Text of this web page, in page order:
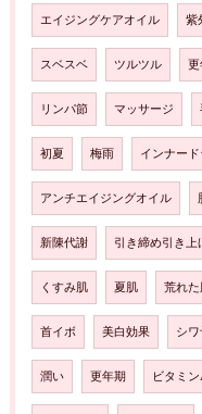
エイジングケアオイル 紫
スベスベ ツルツル 更
リンパ節 マッサージ
初夏 梅雨 インナード
アンチエイジングオイル
新陳代謝 引き締め引き上
くすみ肌 夏肌 荒れた
首イボ 美白効果 シ
潤い 更年期 ビタミン